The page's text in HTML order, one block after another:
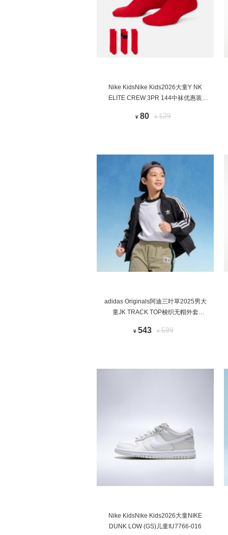
Nike KidsNike Kids2026大童Y NK
ELITE CREW 3PR 144中袜优惠装
¥ 80 ¥129
adidas Originals阿迪三叶草2025男大
童JK TRACK TOP梭织无帽外套
¥ 543 ¥599
Nike KidsNike Kids2026大童NIKE
DUNK LOW (GS)儿童IU7766-016